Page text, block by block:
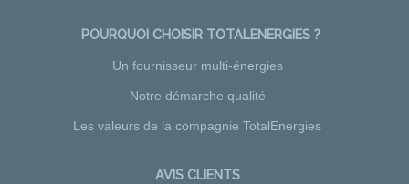
POURQUOI CHOISIR TOTALENERGIES ?
Un fournisseur multi-énergies
Notre démarche qualité
Les valeurs de la compagnie TotalEnergies
AVIS CLIENTS